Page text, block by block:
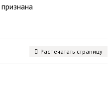
Распечатать страницу